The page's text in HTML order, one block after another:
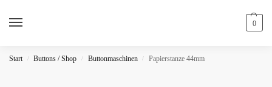
0
Start / Buttons / Shop / Buttonmaschinen / Papierstanze 44mm